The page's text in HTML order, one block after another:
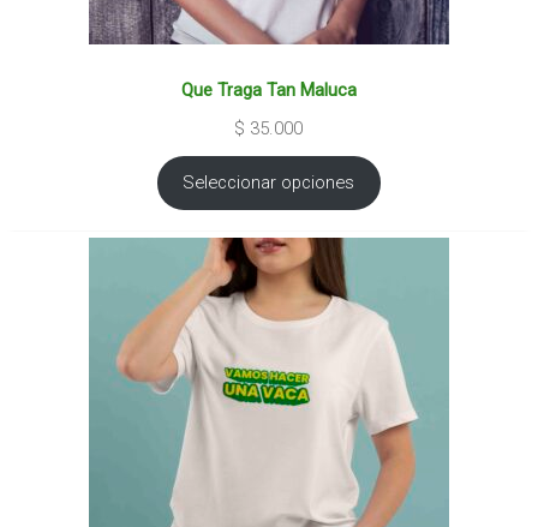
Que Traga Tan Maluca
$ 35.000
Seleccionar opciones